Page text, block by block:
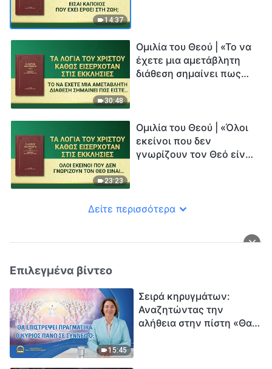
14:37
30:48
Ομιλία του Θεού | «Το να
έχετε μια αμετάβλητη
διάθεση σημαίνει πως
23:23
Ομιλία του Θεού | «Όλοι
εκείνοι που δεν
γνωρίζουν τον Θεό είναι
Δείτε περισσότερα
Επιλεγμένα βίντεο
15:45
Σειρά κηρυγμάτων:
Αναζητώντας την
αλήθεια στην πίστη «Θα